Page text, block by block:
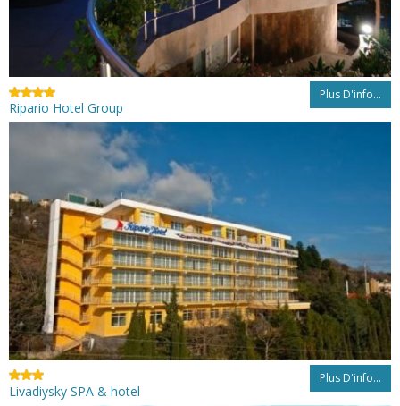
Plus D'info...
Ripario Hotel Group
Plus D'info...
Livadiysky SPA & hotel